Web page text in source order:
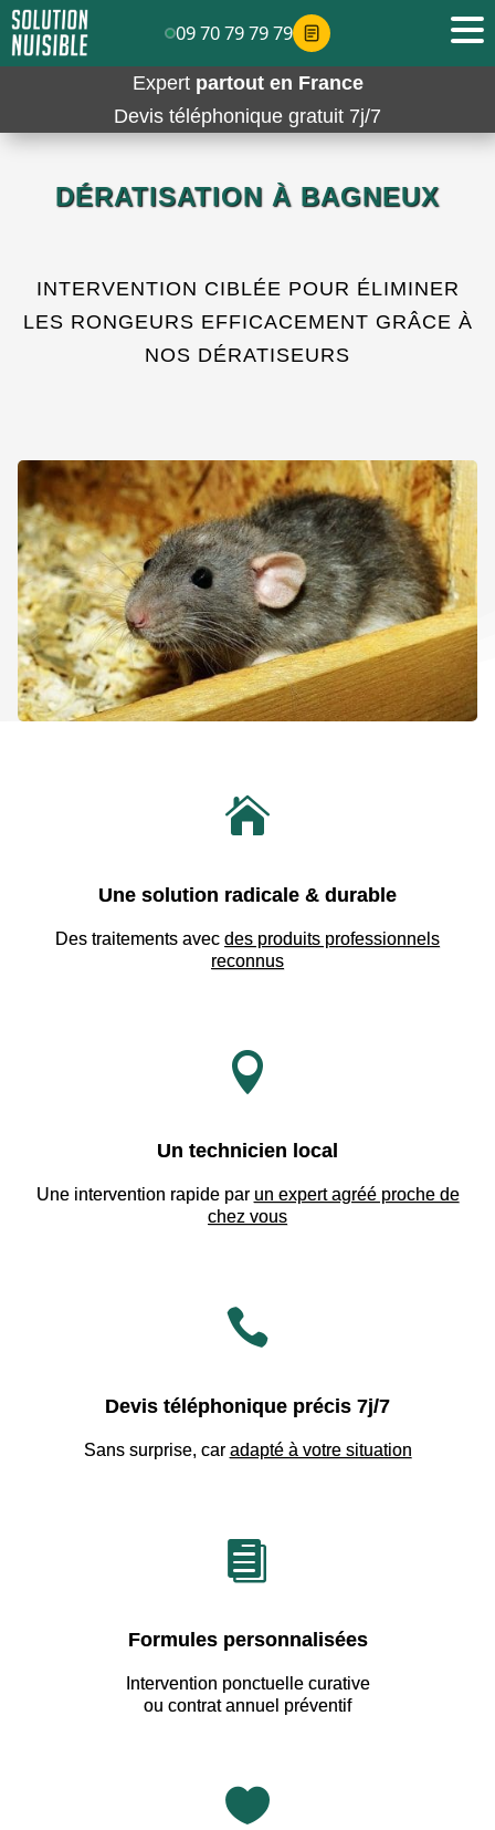
Expert partout en France
Devis téléphonique gratuit 7j/7
DÉRATISATION À BAGNEUX
INTERVENTION CIBLÉE POUR ÉLIMINER
LES RONGEURS EFFICACEMENT GRÂCE À
NOS DÉRATISEURS

Une solution radicale & durable
Des traitements avec des produits professionnels
reconnus

Un technicien local
Une intervention rapide par un expert agréé proche de
chez vous

Devis téléphonique précis 7j/7
Sans surprise, car adapté à votre situation

Formules personnalisées
Intervention ponctuelle curative
ou contrat annuel préventif

09 70 79 79 79